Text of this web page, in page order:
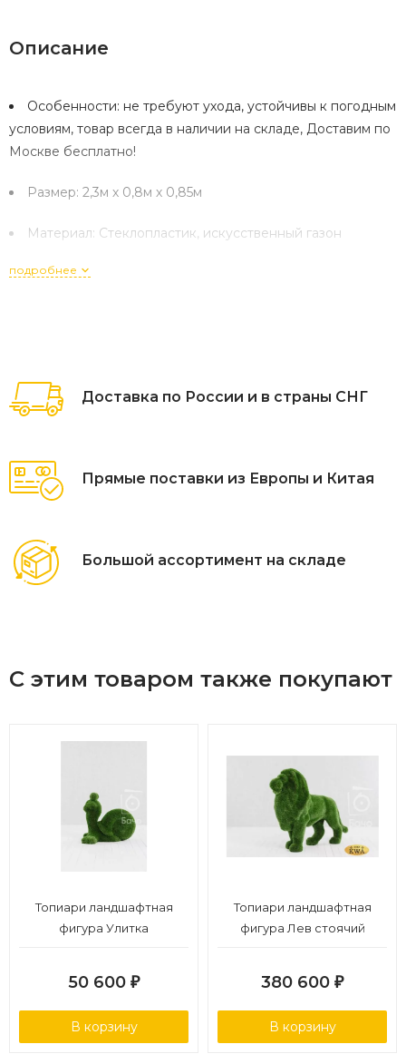
Описание
Особенности: не требуют ухода, устойчивы к погодным
условиям, товар всегда в наличии на складе, Доставим по
Москве бесплатно!
Размер: 2,3м х 0,8м х 0,85м
Материал: Стеклопластик, искусственный газон
подробнее
Доставка по России и в страны СНГ
Прямые поставки из Европы и Китая
Большой ассортимент на складе
С этим товаром также покупают
Топиари ландшафтная
фигура Улитка
50 600 ₽
В корзину
Топиари ландшафтная
фигура Лев стоячий
380 600 ₽
В корзину